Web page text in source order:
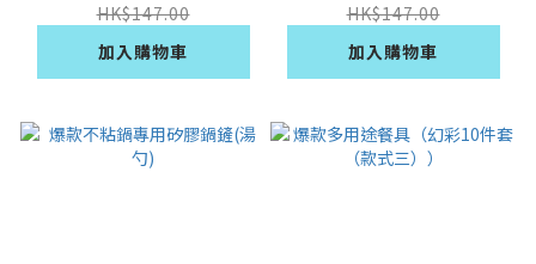
品級矽膠/耐高溫
220℃】)
HK$147.00
加入購物車
品級矽膠/耐高溫
220℃】)
HK$147.00
加入購物車